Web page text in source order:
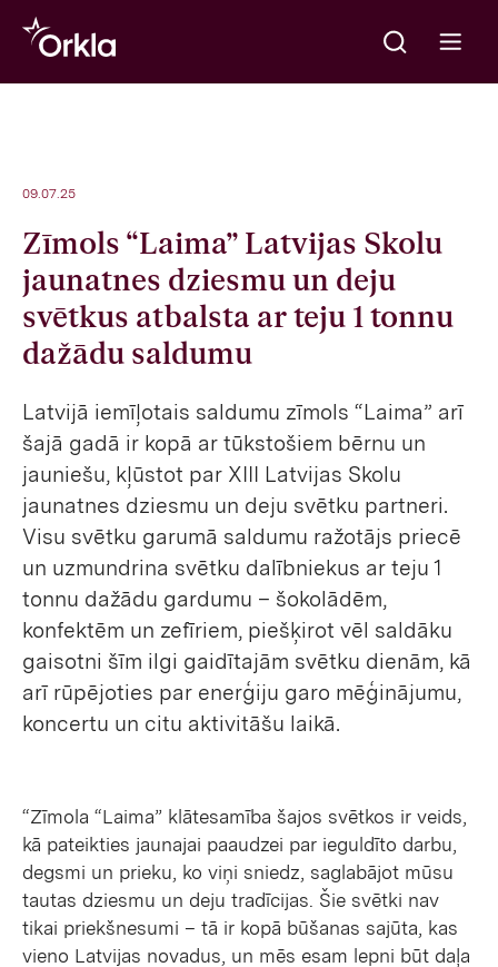
Go to frontpage
Meklēt
09.07.25
Zīmols “Laima” Latvijas Skolu
jaunatnes dziesmu un deju
svētkus atbalsta ar teju 1 tonnu
dažādu saldumu
Latvijā iemīļotais saldumu zīmols “Laima” arī
šajā gadā ir kopā ar tūkstošiem bērnu un
jauniešu, kļūstot par XIII Latvijas Skolu
jaunatnes dziesmu un deju svētku partneri.
Visu svētku garumā saldumu ražotājs priecē
un uzmundrina svētku dalībniekus ar teju 1
tonnu dažādu gardumu – šokolādēm,
konfektēm un zefīriem, piešķirot vēl saldāku
gaisotni šīm ilgi gaidītajām svētku dienām, kā
arī rūpējoties par enerģiju garo mēģinājumu,
koncertu un citu aktivitāšu laikā.
“Zīmola “Laima” klātesamība šajos svētkos ir veids,
kā pateikties jaunajai paaudzei par ieguldīto darbu,
degsmi un prieku, ko viņi sniedz, saglabājot mūsu
tautas dziesmu un deju tradīcijas. Šie svētki nav
tikai priekšnesumi – tā ir kopā būšanas sajūta, kas
vieno Latvijas novadus, un mēs esam lepni būt daļa